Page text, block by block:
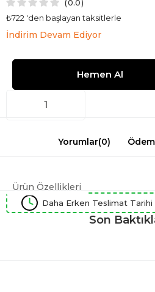
0.0
₺722 'den başlayan taksitlerle
İndirim Devam Ediyor
Yorumlar(0)
Ürün Özellikleri
Daha Erken Teslimat Tarihi
Son